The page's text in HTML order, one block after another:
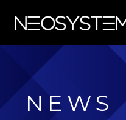
NEWS